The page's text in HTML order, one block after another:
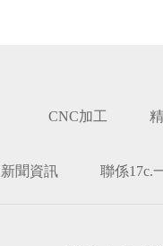
CNC加工
新聞資訊 聯係17c.